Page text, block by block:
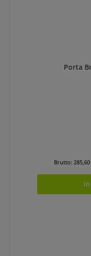
Porta
Brutto: 285,60